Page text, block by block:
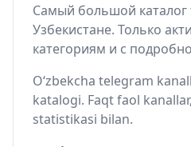
Самый большой каталог
Узбекистане. Только
категориям и с
O‘zbekcha telegram
katalogi. Faqt faol
statistikasi bilan.